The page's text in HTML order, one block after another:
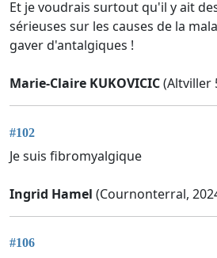
Et je voudrais surtout qu'il y ait
sérieuses sur les causes de la
gaver d'antalgiques !
Marie-Claire KUKOVICIC(Altviller
#102
Je suis fibromyalgique
Ingrid Hamel (Cournonterral,
#106